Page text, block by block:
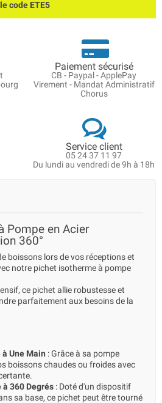
le code ETE5
Paiement sécurisé
CB - Paypal - ApplePay
Virement - Mandat Administratif
Chorus
Service client
05 24 37 11 97
Du lundi au vendredi de 9h à 18h
Pompe en Acier
360°
boissons lors de vos réceptions et
notre pichet isotherme à pompe
ce pichet allie robustesse et
parfaitement aux besoins de la
Une Main : Grâce à sa pompe
boissons chaudes ou froides avec
360 Degrés : Doté d'un dispositif
sa base, ce pichet peut être tourné